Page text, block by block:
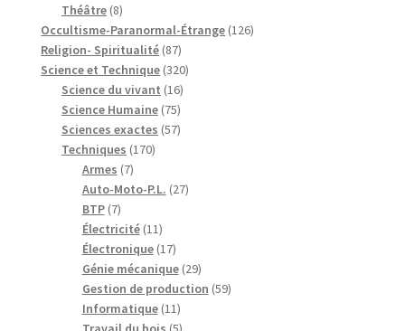
Théâtre 88
produits
Occultisme-Paranormal-Étrange 126126
Religion- Spiritualité 8787
produits
Science et Technique 320320
Science du vivant 1616
produits
Science Humaine 7575
produits
Sciences exactes 5757
Techniques 170170
Armes 77
produits
Auto-Moto-P.L. 2727
BTP 77
produits
Électricité 1111
produits
Électronique 1717
produits
Génie mécanique 2929
produits
Gestion de production 5959
Informatique 1111
produits
5